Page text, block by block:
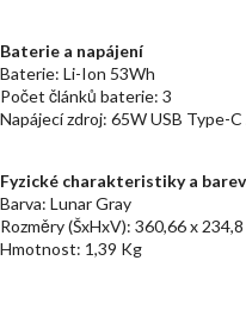
Baterie a napájení
Baterie: Li-Ion 53Wh
Počet článků baterie: 3
Napájecí zdroj: 65W USB Type-
Fyzické charakteristiky a
Barva: Lunar Gray
Rozměry (ŠxHxV): 360,66 x
Hmotnost: 1,39 Kg